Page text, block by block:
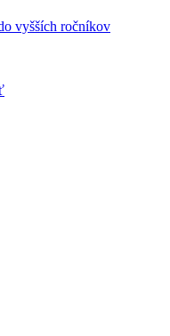
vyšších ročníkov